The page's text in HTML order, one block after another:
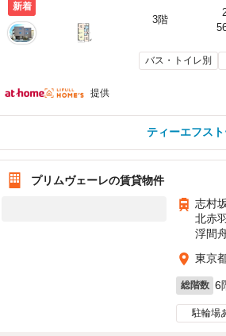
新着
3階
バス・トイレ別
提供
ティーエフス
プリムヴェーレの賃貸物件
志村
北赤
浮間
東京
総階数 6
駐輪場